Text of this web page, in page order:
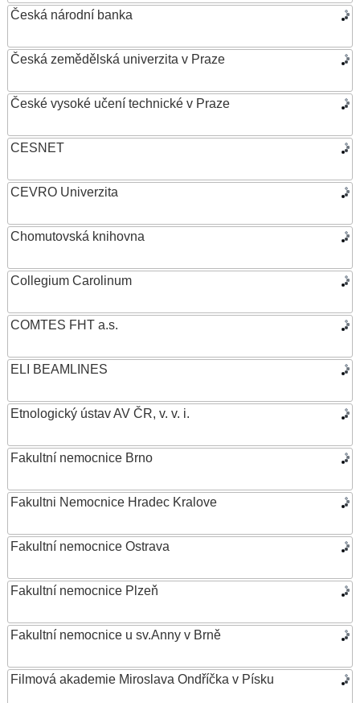
Česká národní banka
Česká zemědělská univerzita v Praze
České vysoké učení technické v Praze
CESNET
CEVRO Univerzita
Chomutovská knihovna
Collegium Carolinum
COMTES FHT a.s.
ELI BEAMLINES
Etnologický ústav AV ČR, v. v. i.
Fakultní nemocnice Brno
Fakultni Nemocnice Hradec Kralove
Fakultní nemocnice Ostrava
Fakultní nemocnice Plzeň
Fakultní nemocnice u sv.Anny v Brně
Filmová akademie Miroslava Ondříčka v Písku